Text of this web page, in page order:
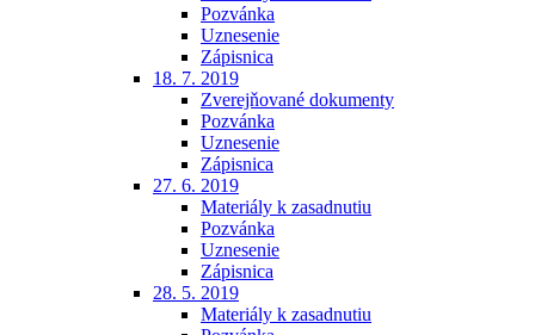
Pozvánka
Uznesenie
Zápisnica
18. 7. 2019
Zverejňované dokumenty
Pozvánka
Uznesenie
Zápisnica
27. 6. 2019
Materiály k zasadnutiu
Pozvánka
Uznesenie
Zápisnica
28. 5. 2019
Materiály k zasadnutiu